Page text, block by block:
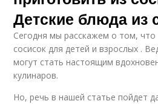
Детские блюда из
Сегодня мы расскажем о том,
сосисок для детей и взрослых .
могут стать настоящим
кулинаров.
Но, речь в нашей статье пойдет